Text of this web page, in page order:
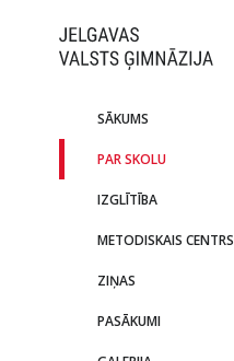
SĀKUMS
PAR SKOLU
IZGLĪTĪBA
METODISKAIS CENTRS
ZIŅAS
PASĀKUMI